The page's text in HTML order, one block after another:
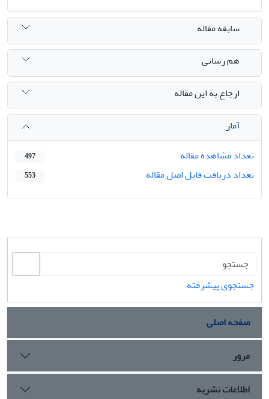
سابقه مقاله
هم رسانی
ارجاع به این مقاله
آمار
تعداد مشاهده مقاله
497
تعداد دریافت فایل اصل مقاله 553
جستجوی پیشرفته
صفحه اصلی
مرور
اطلاعات نشریه